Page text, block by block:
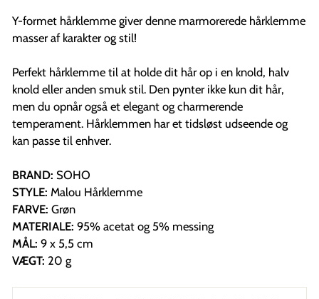
Y-formet hårklemme giver denne marmorerede hårklemme
masser af karakter og stil!
Perfekt hårklemme til at holde dit hår op i en knold, halv
knold eller anden smuk stil. Den pynter ikke kun dit hår,
men du opnår også et elegant og charmerende
temperament. Hårklemmen har et tidsløst udseende og
kan passe til enhver.
BRAND: SOHO
STYLE: Malou Hårklemme
FARVE: Grøn
MATERIALE: 95% acetat og 5% messing
MÅL: 9 x 5,5 cm
VÆGT: 20 g